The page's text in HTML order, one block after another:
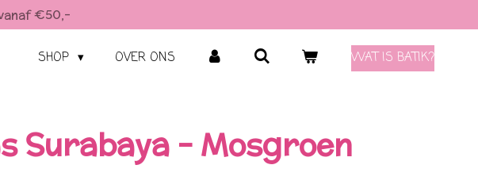
€50,-
SHOP OVER ONS WAT IS BATIK?
Surabaya - Mosgroen